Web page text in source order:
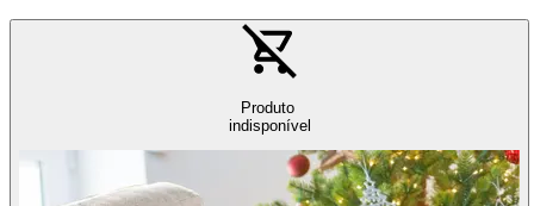
Produto
indisponível